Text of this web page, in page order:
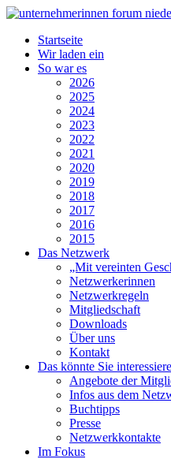
Startseite
Wir laden ein
So war es
2026
2025
2024
2023
2022
2021
2020
2019
2018
2017
2016
2015
Das Netzwerk
„Mit vereinten
Netzwerkerinnen
Netzwerkregeln
Mitgliedschaft
Downloads
Über uns
Kontakt
Das könnte Sie
Angebote der
Infos aus dem
Buchtipps
Presse
Netzwerkkontakte
Im Fokus